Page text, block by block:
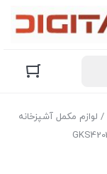
/ لوازم مکمل آشپزخانه